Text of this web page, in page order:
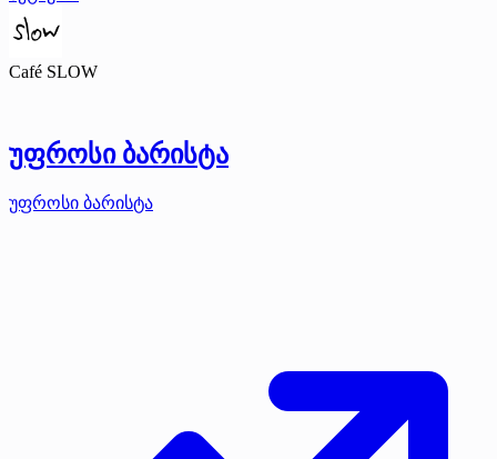
Café SLOW
უფროსი ბარისტა
უფროსი ბარისტა